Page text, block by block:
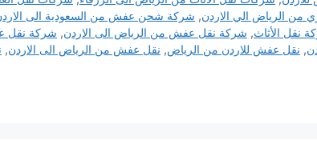
الرياض الي الاردن, شركة شحن عفش من السعودية الى
نقل الأثاث, شركة نقل عفش من الرياض الى الاردن, شركة نقل
, نقل عفش للاردن من الرياض, نقل عفش من الرياض الى الاردن,